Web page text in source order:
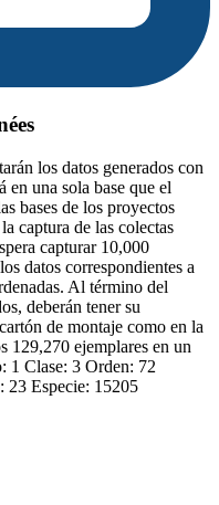
los datos generados con
en una sola base que el
bases de los proyectos
captura de las colectas
capturar 10,000
datos correspondientes a
Al término del
deberán tener su
de montaje como en la
129,270 ejemplares en un
Clase: 3 Orden: 72
23 Especie: 15205